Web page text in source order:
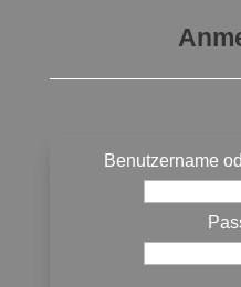
Benutzername